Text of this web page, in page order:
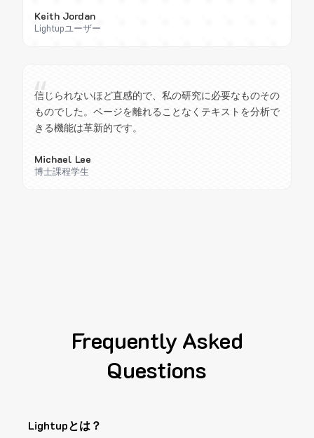
Keith Jordan
Lightupユーザー
“
信じられないほど直感的で、私の研究に必要なものその
ものでした。ページを離れることなくテキストを分析で
きる機能は革新的です。
Michael Lee
博士課程学生
Frequently Asked
Questions
Lightupとは？